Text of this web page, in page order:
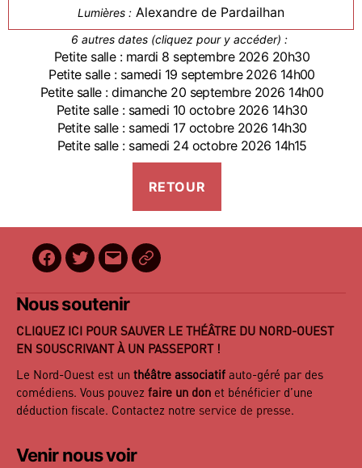
Lumières : Alexandre de Pardailhan
6 autres dates (cliquez pour y accéder) :
Petite salle : mardi 8 septembre 2026 20h30
Petite salle : samedi 19 septembre 2026 14h00
Petite salle : dimanche 20 septembre 2026 14h00
Petite salle : samedi 10 octobre 2026 14h30
Petite salle : samedi 17 octobre 2026 14h30
Petite salle : samedi 24 octobre 2026 14h15
Facebook
Twitter
E-
mail
BilletReduc
Nous soutenir
CLIQUEZ ICI POUR SAUVER LE THÉÂTRE DU NORD-OUEST
EN SOUSCRIVANT À UN PASSEPORT !
Le Nord-Ouest est un théâtre associatif auto-géré par des
comédiens. Vous pouvez faire un don et bénéficier d’une
déduction fiscale. Contactez notre service de presse.
Venir nous voir